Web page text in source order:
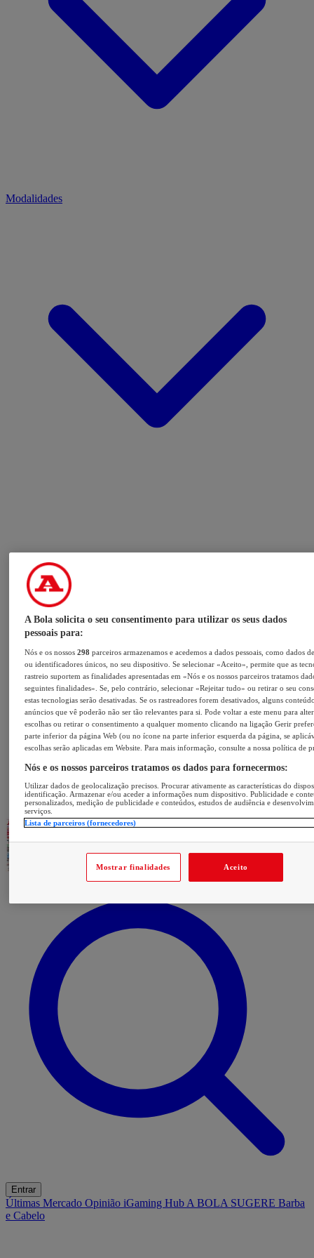
Modalidades
Entrar
Últimas Mercado Opinião iGaming Hub A BOLA SUGERE Barba
e Cabelo
A Bola solicita o seu consentimento para utilizar os seus dados
pessoais para:
Nós e os nossos298 parceiros armazenamos e acedemos a dados pessoais, como dados
ou identificadores únicos, no seu dispositivo. Se selecionar «Aceito», permite que as
rastreio suportem as finalidades apresentadas em «Nós e os nossos parceiros tratamos
seguintes finalidades». Se, pelo contrário, selecionar «Rejeitar tudo» ou retirar o seu
estas tecnologias serão desativadas. Se os rastreadores forem desativados, alguns
anúncios que vê poderão não ser tão relevantes para si. Pode voltar a este menu para
escolhas ou retirar o consentimento a qualquer momento clicando na ligação Gerir
parte inferior da página Web (ou no ícone na parte inferior esquerda da página, se
escolhas serão aplicadas em Website. Para mais informação, consulte a nossa política de
Nós e os nossos parceiros tratamos os dados para fornecermos:
Utilizar dados de geolocalização precisos. Procurar ativamente as características do
identificação. Armazenar e/ou aceder a informações num dispositivo. Publicidade e
personalizados, medição de publicidade e conteúdos, estudos de audiência e
serviços.
Lista de parceiros (fornecedores)
Mostrar finalidades Aceito